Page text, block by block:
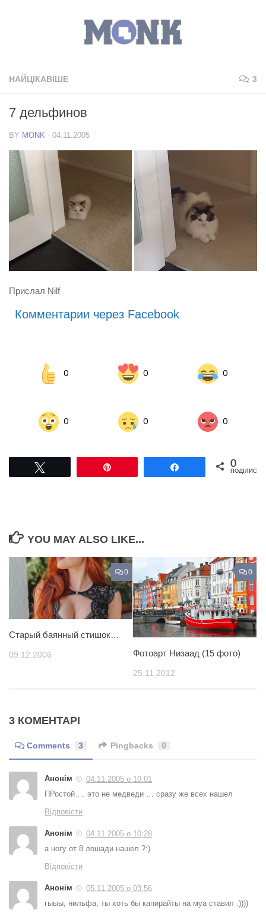
НАЙЦІКАВІШЕ 3
7 дельфинов
BY MONK · 04.11.2005
Прислал Nilf
Комментарии через Facebook
0 0 0
0 0 0
Поділитися0
ПОДІЛИСЬ
YOU MAY ALSO LIKE...
0
Старый баянный стишок…
09.12.2006
0
Фотоарт Низаад (15 фото)
25.11.2012
3 КОМЕНТАРІ
Comments 3 Pingbacks 0
Анонім
04.11.2005 о 10:01
ПРостой…. это не медведи … сразу же всех нашел
Відповісти
Анонім
04.11.2005 о 10:28
а ногу от 8 лошади нашел ?:)
Відповісти
Анонім
05.11.2005 о 03:56
гыыы, нильфа, ты хоть бы капирайты на муа ставил :))))